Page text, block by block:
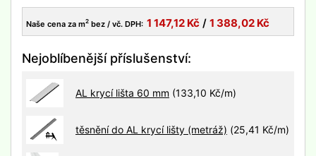
Naše cena za m2 bez / vč. DPH: 1 147,12 Kč / 1 388,02 Kč
Nejoblíbenější příslušenství:
AL krycí lišta 60 mm (133,10 Kč/m)
těsnění do AL krycí lišty (metráž) (25,41 Kč/m)